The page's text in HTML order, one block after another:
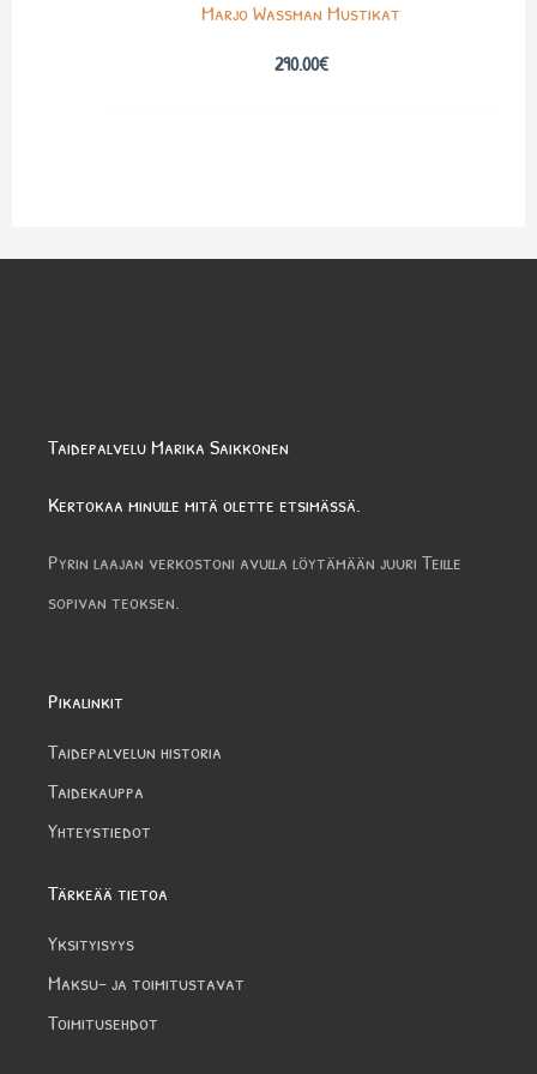
Marjo Wassman Mustikat
290.00€
Taidepalvelu Marika Saikkonen
Kertokaa minulle mitä olette etsimässä.
Pyrin laajan verkostoni avulla löytämään juuri Teille
sopivan teoksen.
Pikalinkit
Taidepalvelun historia
Taidekauppa
Yhteystiedot
Tärkeää tietoa
Yksityisyys
Maksu- ja toimitustavat
Toimitusehdot